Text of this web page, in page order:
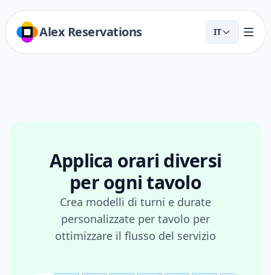
Alex Reservations IT
Applica orari diversi
per ogni tavolo
Crea modelli di turni e durate
personalizzate per tavolo per
ottimizzare il flusso del servizio